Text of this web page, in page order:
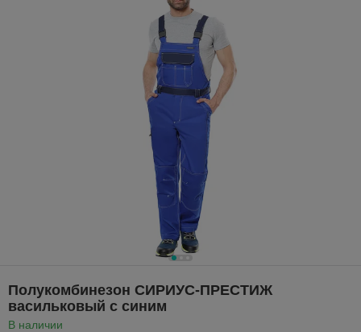
Полукомбинезон СИРИУС-ПРЕСТИЖ
васильковый с синим
В наличии